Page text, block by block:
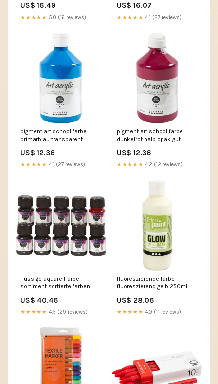
US$ 16.49
★★★★★ 5.0 (16 reviews)
US$ 16.07
★★★★★ 4.1 (27 reviews)
pigment art school farbe
primarblau transparent
pouches
US$ 12.36
★★★★★ 4.1 (27 reviews)
pigment art school farbe
dunkelrot halb opak gut
books
US$ 12.36
★★★★★ 4.2 (12 reviews)
flussige aquarellfarbe
sortiment sortierte farben
pouches
US$ 40.46
★★★★★ 4.5 (29 reviews)
fluoreszierende farbe
fluoreszierend gelb 250ml
US$ 28.06
★★★★★ 4.0 (11 reviews)